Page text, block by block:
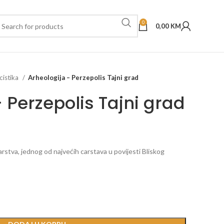
0 0,00 KM
Arheologija – Perzepolis Tajni grad
Tajni grad
jednog od najvećih carstava u povijesti Bliskog